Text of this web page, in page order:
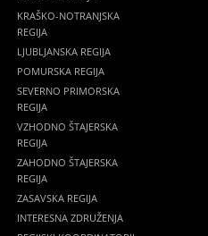
KRAŠKO-NOTRANJSKA
REGIJA
LJUBLJANSKA REGIJA
POMURSKA REGIJA
SEVERNO PRIMORSKA
REGIJA
VZHODNO ŠTAJERSKA
REGIJA
ZAHODNO ŠTAJERSKA
REGIJA
ZASAVSKA REGIJA
INTERESNA ZDRUŽENJA